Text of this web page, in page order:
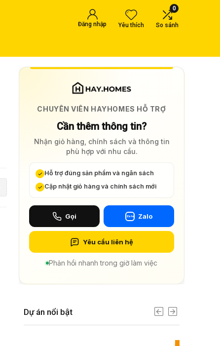
Đăng nhập Yêu thích
0
So sánh
CHUYÊN VIÊN HAYHOMES HỖ TRỢ
Cần thêm thông tin?
Nhận giỏ hàng, chính sách và thông tin
phù hợp với nhu cầu.
Hỗ trợ đúng sản phẩm và ngân sách
Cập nhật giỏ hàng và chính sách mới
Gọi Zalo Zalo
Yêu cầu liên hệ
Phản hồi nhanh trong giờ làm việc
Dự án nổi bật